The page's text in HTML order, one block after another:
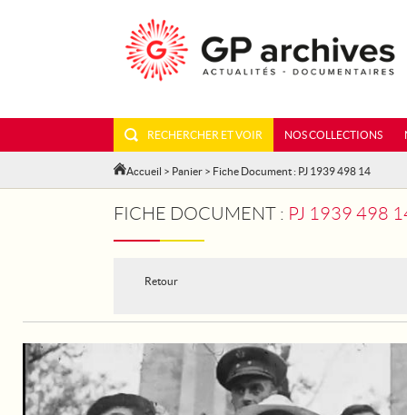
RECHERCHER ET VOIR NOS COLLECTIONS
Accueil > Panier > Fiche Document : PJ 1939 498 14
FICHE DOCUMENT : PJ 1939 498
Retour